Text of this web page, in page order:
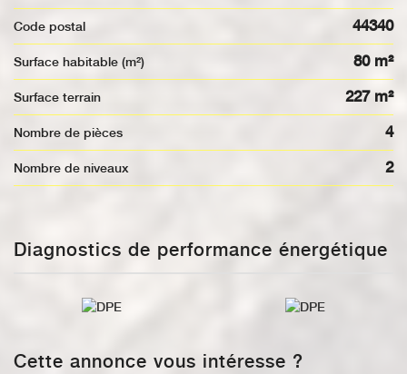
Code postal 44340
Surface habitable (m²) 80 m²
surface terrain 227 m²
Nombre de pièces 4
Nombre de niveaux 2
Diagnostics de performance énergétique
Cette annonce vous intéresse ?